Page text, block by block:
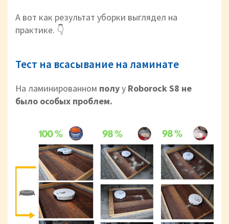
А вот как результат уборки выглядел на
практике. 👇
Тест на всасывание на ламинате
На ламинированном полуу Roborock S8 не
было особых проблем.